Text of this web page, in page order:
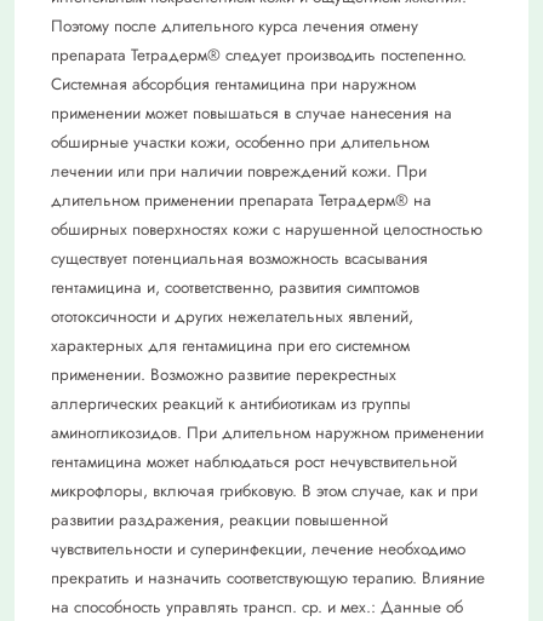
Поэтому после длительного курса лечения отмену
препарата Тетрадерм® следует производить постепенно.
Системная абсорбция гентамицина при наружном
применении может повышаться в случае нанесения на
обширные участки кожи, особенно при длительном
лечении или при наличии повреждений кожи. При
длительном применении препарата Тетрадерм® на
обширных поверхностях кожи с нарушенной целостностью
существует потенциальная возможность всасывания
гентамицина и, соответственно, развития симптомов
ототоксичности и других нежелательных явлений,
характерных для гентамицина при его системном
применении. Возможно развитие перекрестных
аллергических реакций к антибиотикам из группы
аминогликозидов. При длительном наружном применении
гентамицина может наблюдаться рост нечувствительной
микрофлоры, включая грибковую. В этом случае, как и при
развитии раздражения, реакции повышенной
чувствительности и суперинфекции, лечение необходимо
прекратить и назначить соответствующую терапию. Влияние
на способность управлять трансп. ср. и мех.: Данные об